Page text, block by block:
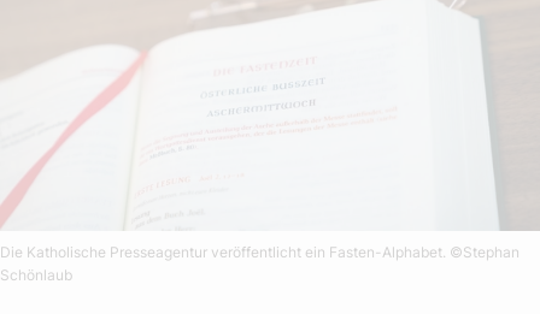
Die Katholische Presseagentur veröffentlicht ein Fasten-Alphabet. ©Stephan
Schönlaub